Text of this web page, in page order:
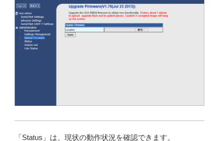
「Status」は、現状の動作状況を確認できます。